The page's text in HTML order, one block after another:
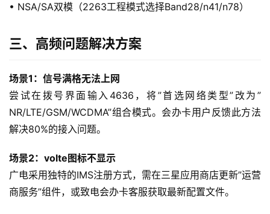
带
随
身
W
i
F
i
快
讯
• NSA/SA双模（2263工程模式选择Band28/n41/n78）
三、高频问题解决方案
场景1：信号满格无法上网
尝试在拨号界面输入4636，将”首选网络类型”改为”
NR/LTE/GSM/WCDMA”组合模式。会办卡用户反馈此方法
解决80%的接入问题。
场景2：volte图标不显示
广电采用独特的IMS注册方式，需在三星应用商店更新”运营
商服务”组件，或致电会办卡客服获取最新配置文件。